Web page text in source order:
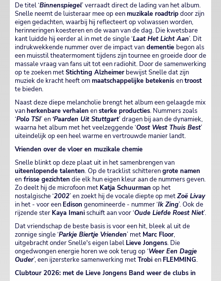
De titel ‘Binnenspiegel’ verraadt direct de lading van het album.
Snelle neemt de luisteraar mee op eenmuzikale roadtripdoor zijn
eigen gedachten, waarbij hij reflecteert op volwassen worden,
herinneringen koesteren en de waan van de dag. Die kwetsbare
kant luidde hij eerder al in met de single ‘Laat Het Licht Aan’. Dit
indrukwekkende nummer over de impact van dementie begon als
een muisstil theatermoment tijdens zijn tournee en groeide door de
massale vraag van fans uit tot een radiohit. Door de samenwerking
op te zoeken metStichting Alzheimer bewijst Snelle dat zijn
muziek de kracht heeft ommaatschappelijke betekenis entroost
te bieden.
Naast deze diepe melancholie brengt het album een gelaagde mix
vanherkenbare verhalen ensterke producties. Nummers zoals
‘Polo TSI’ en ‘Paarden Uit Stuttgart’ dragen bij aan de dynamiek,
waarna het album met het veelzeggende ‘Oost West Thuis Best’
uiteindelijk op een heel warme en vertrouwde manier landt.
Vrienden over de vloer en muzikale chemie
Snelle blinkt op deze plaat uit in het samenbrengen van
uiteenlopende talenten. Op de tracklist schitterengrote namen
en frisse gezichten die elk hun eigen kleur aan de nummers geven.
Zo deelt hij de microfoon met Katja Schuurman op het
nostalgische ‘2002’ en zoekt hij de vocale diepte op metZoë Livay
in het - voor een Edison genomineerde - nummer ‘Ik Zing’. Ook de
rijzende ster Kaya Imanischuift aan voor ‘Oude Liefde Roest Niet’.
Dat vriendschap de beste basis is voor een hit, bleek al uit de
zonnige single ‘Parkje Biertje Vrienden’ met Marc Floor,
uitgebracht onder Snelle's eigen label Lieve Jongens. Die
ongedwongen energie horen we ook terug op ‘Weer Een Dagje
Ouder’, een ijzersterke samenwerking metTrobi en FLEMMING.
Clubtour 2026: met de Lieve Jongens Band weer de clubs in